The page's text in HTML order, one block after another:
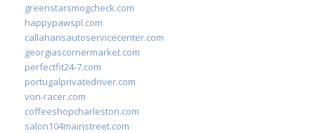
greenstarsmogcheck.com
happypawspl.com
callahansautoservicecenter.com
georgiascornermarket.com
perfectfit24-7.com
portugalprivatedriver.com
von-racer.com
coffeeshopcharleston.com
salon104mainstreet.com